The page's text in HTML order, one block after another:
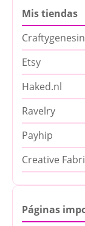
Mis tiendas
Etsy
Haked.nl
Ravelry
Payhip
Creative
Páginas